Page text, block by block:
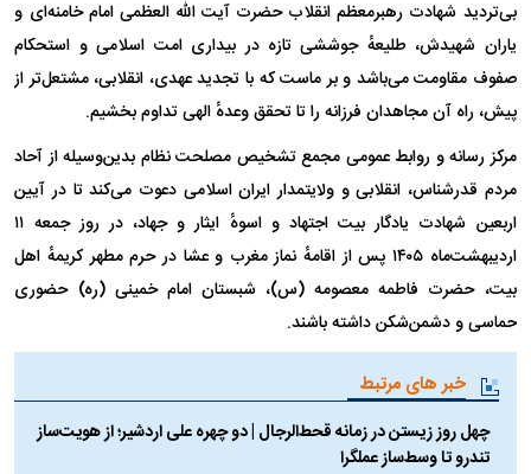
بی‌تردید شهادت رهبرمعظم انقلاب حضرت آیت الله العظمی امام خامنه‌ای و
یاران شهیدش، طلیعهٔ جوششی تازه در بیداری امت اسلامی و استحکام
صفوف مقاومت می‌باشد و بر ماست که با تجدید عهدی، انقلابی، مشتعل‌تر از
پیش، راه آن مجاهدان فرزانه را تا تحقق وعدهٔ الهی تداوم بخشیم.
مرکز رسانه و روابط عمومی مجمع تشخیص مصلحت نظام بدین‌وسیله از آحاد
مردم قدرشناس، انقلابی و ولایتمدار ایران اسلامی دعوت می‌کند تا در آیین
اربعین شهادت یادگار بیت اجتهاد و اسوهٔ ایثار و جهاد، در روز جمعه ۱۱
اردیبهشت‌ماه ۱۴۰۵ پس از اقامهٔ نماز مغرب و عشا در حرم مطهر کریمهٔ اهل
بیت، حضرت فاطمه معصومه (س)، شبستان امام خمینی (ره) حضوری
حماسی و دشمن‌شکن داشته باشند.
خبر های مرتبط
چهل روز زیستن در زمانه قحط‌الرجال | دو چهره علی اردشیر؛ از هویت‌ساز
تندرو تا وسط‌ساز عملگرا